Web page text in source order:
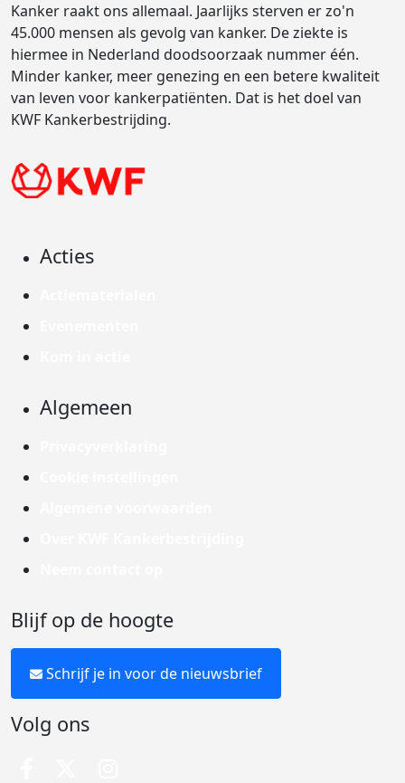
Kanker raakt ons allemaal. Jaarlijks sterven er zo'n
45.000 mensen als gevolg van kanker. De ziekte is
hiermee in Nederland doodsoorzaak nummer één.
Minder kanker, meer genezing en een betere kwaliteit
van leven voor kankerpatiënten. Dat is het doel van
KWF Kankerbestrijding.
Acties
Algemeen
Blijf op de hoogte
Schrijf je in voor de nieuwsbrief
Volg ons